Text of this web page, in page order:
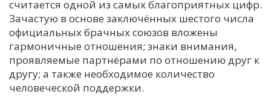
считается одной из самых благоприятных цифр.
Зачастую в основе заключённых шестого числа
официальных брачных союзов вложены
гармоничные отношения; знаки внимания,
проявляемые партнёрами по отношению друг к
другу; а также необходимое количество
человеческой поддержки.